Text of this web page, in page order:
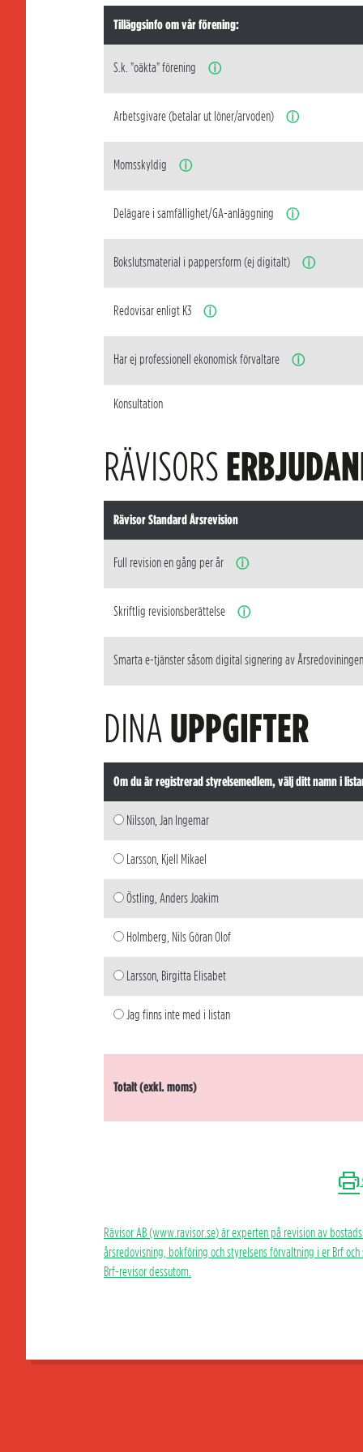
Tilläggsinfo om vår förening:
S.k. "oäkta" förening ⓘ
Arbetsgivare (betalar ut löner/arvoden) ⓘ
Momsskyldig ⓘ
Delägare i samfällighet/GA-anläggning ⓘ
Bokslutsmaterial i pappersform (ej digitalt) ⓘ
Redovisar enligt K3 ⓘ
Har ej professionell ekonomisk förvaltare ⓘ
Konsultation
RÄVISORS
Rävisor Standard Årsrevision
Full revision en gång per år ⓘ
Skriftlig revisionsberättelse ⓘ
Smarta e-tjänster såsom digital signering av Årsredoviningen
DINAUPPGIFTER
Om du är registrerad styrelsemedlem, välj ditt namn i
Nilsson, Jan Ingemar
Larsson, Kjell Mikael
Östling, Anders Joakim
Holmberg, Nils Göran Olof
Larsson, Birgitta Elisabet
Jag finns inte med i listan
Totalt (exkl. moms)
Rävisor AB (www.ravisor.se) är experten på revision av
årsredovisning, bokföring och styrelsens förvaltning i er Brf
Brf-revisor dessutom.